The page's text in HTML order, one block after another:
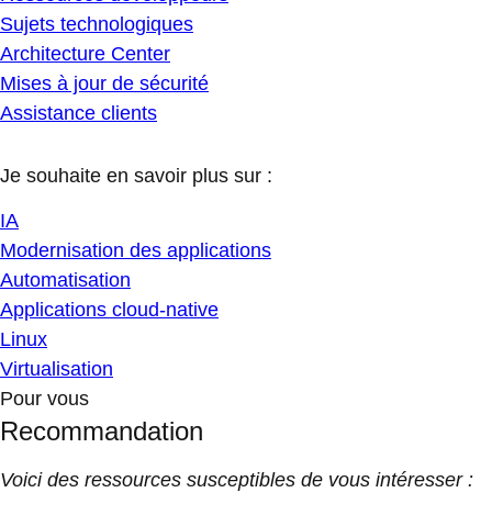
Sujets technologiques
Architecture Center
Mises à jour de sécurité
Assistance clients
Je souhaite en savoir plus sur :
IA
Modernisation des applications
Automatisation
Applications cloud-native
Linux
Virtualisation
Pour vous
Recommandation
Voici des ressources susceptibles de vous intéresser :